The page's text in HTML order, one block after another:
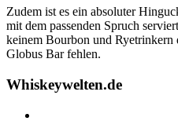
Zudem ist es ein absoluter
mit dem passenden Spruch
keinem Bourbon und Ryetrinkern
Globus Bar fehlen.
Whiskeywelten.de